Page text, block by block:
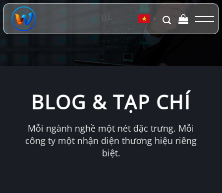
Chuyển
đến
dung
▼
BLOG & TẠP CHÍ
Mỗi ngành nghề một nét đặc trưng. Mỗi
công ty một nhận diện thương hiệu riêng
biệt.